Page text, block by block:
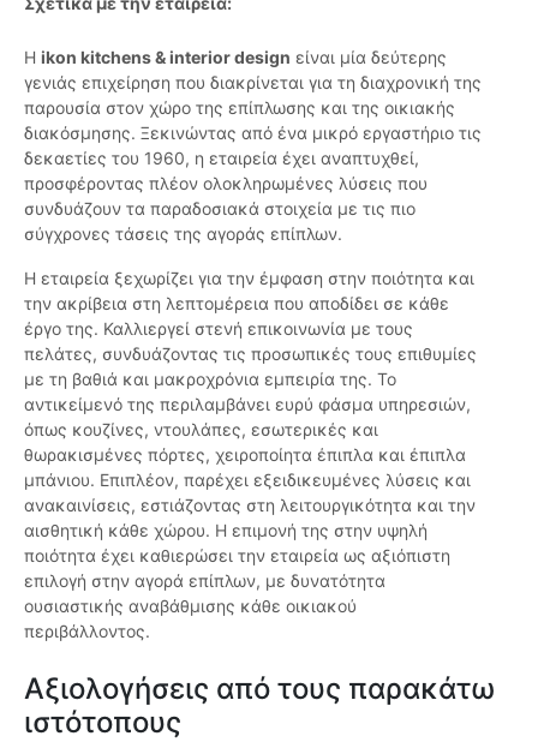
Η ikon kitchens & interior design είναι μία δεύτερης
γενιάς επιχείρηση που διακρίνεται για τη διαχρονική της
παρουσία στον χώρο της επίπλωσης και της οικιακής
διακόσμησης. Ξεκινώντας από ένα μικρό εργαστήριο τις
δεκαετίες του 1960, η εταιρεία έχει αναπτυχθεί,
προσφέροντας πλέον ολοκληρωμένες λύσεις που
συνδυάζουν τα παραδοσιακά στοιχεία με τις πιο
σύγχρονες τάσεις της αγοράς επίπλων.
Η εταιρεία ξεχωρίζει για την έμφαση στην ποιότητα και
την ακρίβεια στη λεπτομέρεια που αποδίδει σε κάθε
έργο της. Καλλιεργεί στενή επικοινωνία με τους
πελάτες, συνδυάζοντας τις προσωπικές τους επιθυμίες
με τη βαθιά και μακροχρόνια εμπειρία της. Το
αντικείμενό της περιλαμβάνει ευρύ φάσμα υπηρεσιών,
όπως κουζίνες, ντουλάπες, εσωτερικές και
θωρακισμένες πόρτες, χειροποίητα έπιπλα και έπιπλα
μπάνιου. Επιπλέον, παρέχει εξειδικευμένες λύσεις και
ανακαινίσεις, εστιάζοντας στη λειτουργικότητα και την
αισθητική κάθε χώρου. Η επιμονή της στην υψηλή
ποιότητα έχει καθιερώσει την εταιρεία ως αξιόπιστη
επιλογή στην αγορά επίπλων, με δυνατότητα
ουσιαστικής αναβάθμισης κάθε οικιακού
περιβάλλοντος.
Αξιολογήσεις από τους παρακάτω
ιστότοπους